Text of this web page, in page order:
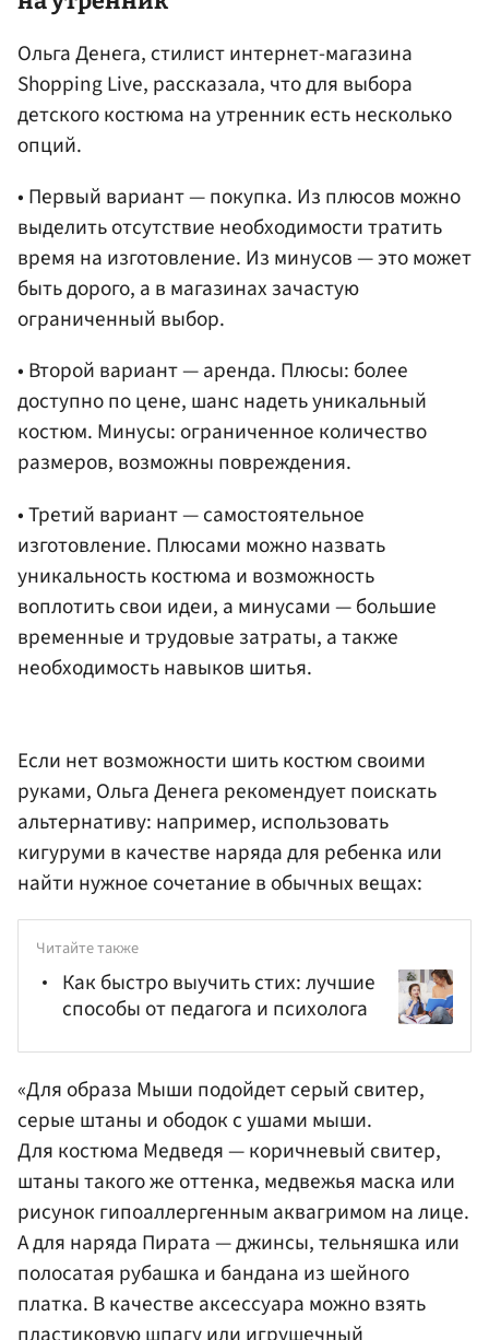
Ольга Денега, стилист интернет-магазина
Shopping Live, рассказала, что для выбора
детского костюма на утренник есть несколько
опций.
• Первый вариант — покупка. Из плюсов можно
выделить отсутствие необходимости тратить
время на изготовление. Из минусов — это может
быть дорого, а в магазинах зачастую
ограниченный выбор.
• Второй вариант — аренда. Плюсы: более
доступно по цене, шанс надеть уникальный
костюм. Минусы: ограниченное количество
размеров, возможны повреждения.
• Третий вариант — самостоятельное
изготовление. Плюсами можно назвать
уникальность костюма и возможность
воплотить свои идеи, а минусами — большие
временные и трудовые затраты, а также
необходимость навыков шитья.
Если нет возможности шить костюм своими
руками, Ольга Денега рекомендует поискать
альтернативу: например, использовать
кигуруми в качестве наряда для ребенка или
найти нужное сочетание в обычных вещах:
Читайте также
Как быстро выучить стих: лучшие
способы от педагога и психолога
«Для образа Мыши подойдет серый свитер,
серые штаны и ободок с ушами мыши.
Для костюма Медведя — коричневый свитер,
штаны такого же оттенка, медвежья маска или
рисунок гипоаллергенным аквагримом на лице.
А для наряда Пирата — джинсы, тельняшка или
полосатая рубашка и бандана из шейного
платка. В качестве аксессуара можно взять